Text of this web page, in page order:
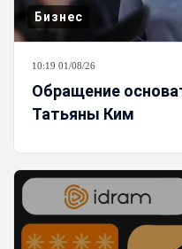
Бизнес
10:19 01/08/26
Обращение
Татьяны Ким